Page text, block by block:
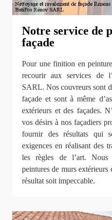
Notre service de
façade
Pour une finition en
recourir aux services de
SARL. Nos couvreurs sont
façade et sont à même
extérieurs et des façades.
vos désirs à nos façadiers
fournir des résultats qui
exigences en réalisant des
les règles de l’art. Nous
peintures de murs
résultat soit impeccable.